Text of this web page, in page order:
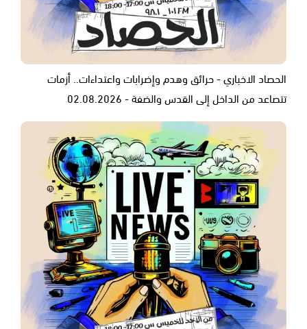
الحصاد الاخباري - حرائق وهدم وإضرابات واعتداءات.. أزمات
تتصاعد من الداخل إلى القدس والضفة - 02.08.2026